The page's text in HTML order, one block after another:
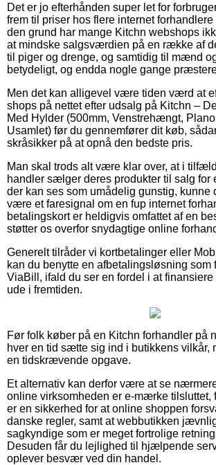
Det er jo efterhånden super let for
frem til priser hos flere internet
den grund har mange Kitchn webshops
at mindske salgsværdien på en række af
til piger og drenge, og samtidig til mænd
betydeligt, og endda nogle gange
Men det kan alligevel være tiden værd at
shops på nettet efter udsalg på Kitchn –
Med Hylder (500mm, Venstrehængt,
Usamlet) før du gennemfører dit køb,
skråsikker på at opnå den bedste pris.
Man skal trods alt være klar over, at i
handler sælger deres produkter til salg for
der kan ses som umådelig gunstig,
være et faresignal om en fup internet
betalingskort er heldigvis omfattet af en
støtter os overfor snydagtige online
Generelt tilråder vi kortbetalinger eller
kan du benytte en afbetalingsløsning som
ViaBill, ifald du ser en fordel i at
ude i fremtiden.
Før folk køber på en Kitchn forhandler på
hver en tid sætte sig ind i butikkens vilkår,
en tidskrævende opgave.
Et alternativ kan derfor være at se
online virksomheden er e-mærke tilsluttet,
er en sikkerhed for at online shoppen
danske regler, samt at webbutikken
sagkyndige som er meget fortrolige
Desuden får du lejlighed til hjælpende
oplever besvær ved din handel.